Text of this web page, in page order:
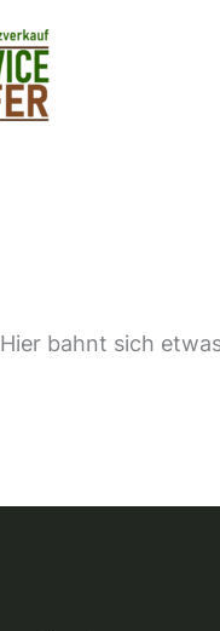
Hier bahnt sich